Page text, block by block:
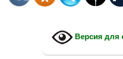
Версия для